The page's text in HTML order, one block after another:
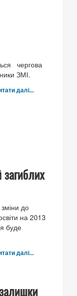
чергова
ЗМІ.
далі...
загиблих
до
на 2013
буде
далі...